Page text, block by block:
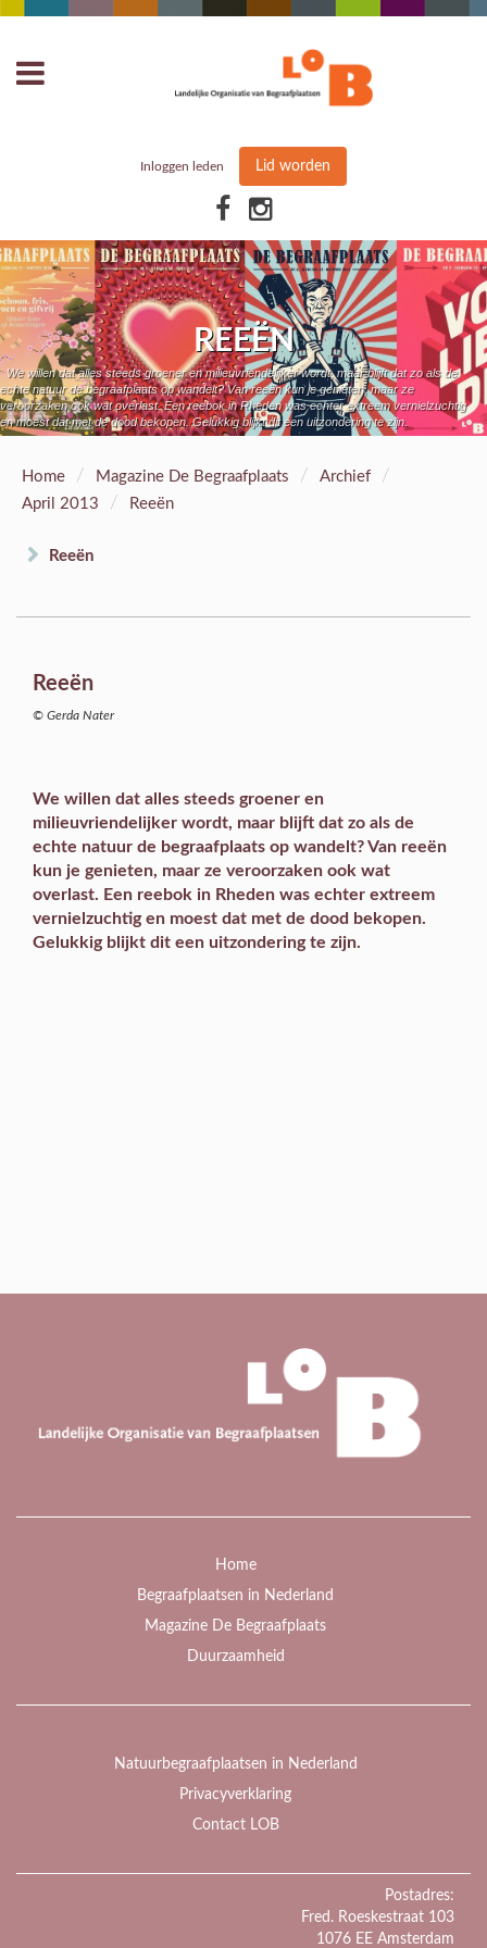
Inloggen leden Lid worden
REEËN
We willen dat alles steeds groener en milieuvriendelijker wordt, maar blijft dat zo als de
echte natuur de begraafplaats op wandelt? Van reeën kun je genieten, maar ze
veroorzaken ook wat overlast. Een reebok in Rheden was echter extreem vernielzuchtig
en moest dat met de dood bekopen. Gelukkig blijkt dit een uitzondering te zijn.
Home / Magazine De Begraafplaats / Archief /
April 2013 / Reeën
Reeën
Reeën
© Gerda Nater
We willen dat alles steeds groener en
milieuvriendelijker wordt, maar blijft dat zo als de
echte natuur de begraafplaats op wandelt? Van reeën
kun je genieten, maar ze veroorzaken ook wat
overlast. Een reebok in Rheden was echter extreem
vernielzuchtig en moest dat met de dood bekopen.
Gelukkig blijkt dit een uitzondering te zijn.
Home
Begraafplaatsen in Nederland
Magazine De Begraafplaats
Duurzaamheid
Natuurbegraafplaatsen in Nederland
Privacyverklaring
Contact LOB
Postadres:
Fred. Roeskestraat 103
1076 EE Amsterdam